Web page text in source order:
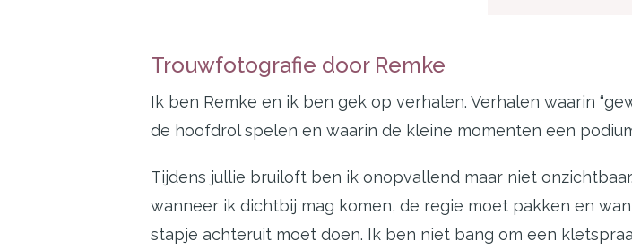
Trouwfotografie door Remke
Ik ben Remke en ik ben gek op verhalen. Verhalen waarin
de hoofdrol spelen en waarin de kleine momenten een
Tijdens jullie bruiloft ben ik onopvallend maar niet
wanneer ik dichtbij mag komen, de regie moet pakken en
stapje achteruit moet doen. Ik ben niet bang om een